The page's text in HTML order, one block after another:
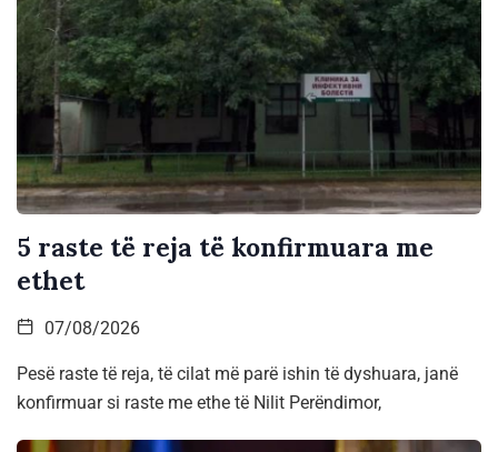
5 raste të reja të konfirmuara me
ethet
07/08/2026
Pesë raste të reja, të cilat më parë ishin të dyshuara, janë
konfirmuar si raste me ethe të Nilit Perëndimor,